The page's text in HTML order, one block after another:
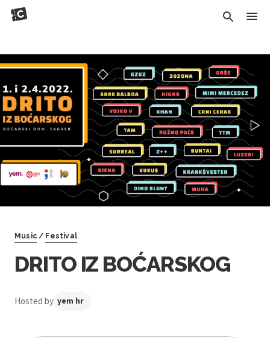
Music / Festival
DRITO IZ BOĆARSKOG
Hosted by yem hr